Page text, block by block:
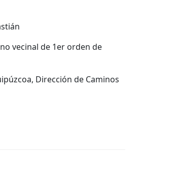
vecinal de 1er orden de
Dirección de Caminos